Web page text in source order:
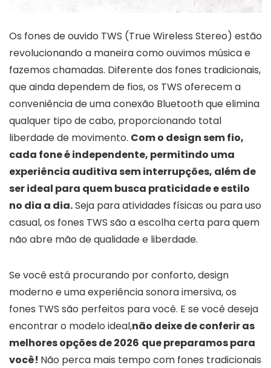
Os fones de ouvido TWS (True Wireless Stereo) estão
revolucionando a maneira como ouvimos música e
fazemos chamadas. Diferente dos fones tradicionais,
que ainda dependem de fios, os TWS oferecem a
conveniência de uma conexão Bluetooth que elimina
qualquer tipo de cabo, proporcionando total
liberdade de movimento. Com o design sem fio,
cada fone é independente, permitindo uma
experiência auditiva sem interrupções, além de
ser ideal para quem busca praticidade e estilo
no dia a dia.Seja para atividades físicas ou para uso
casual, os fones TWS são a escolha certa para quem
não abre mão de qualidade e liberdade.
Se você está procurando por conforto, design
moderno e uma experiência sonora imersiva, os
fones TWS são perfeitos para você. E se você deseja
encontrar o modelo ideal,não deixe de conferir as
melhores opções de 2026 que preparamos para
você! Não perca mais tempo com fones tradicionais